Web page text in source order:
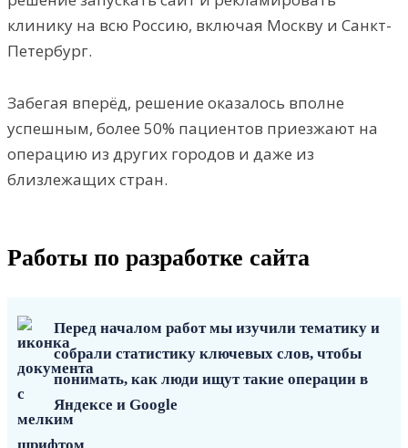
клинику на всю Россию, включая Москву и Санкт-
Петербург.
Забегая вперёд, решение оказалось вполне
успешным, более 50% пациентов приезжают на
операцию из других городов и даже из
близлежащих стран.
Работы по разработке сайта
Перед началом работ мы изучили тематику и
собрали статистику ключевых слов, чтобы
понимать, как люди ищут такие операции в
Яндексе и Google